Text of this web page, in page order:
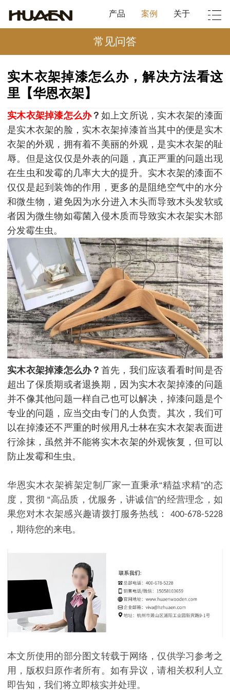
产品 案例 关于
常见问答
实木衣架掉漆怎么办，解决方法看这
里【华恩衣架】
实木衣架掉漆怎么办？ 如上文所说，实木衣架的漆面
是实木衣架的脸，实木衣架掉漆首当其中的便是实木
衣架的外观，拥有着不美丽的外观，是实木衣架的耻
辱。但是这仅仅是外表的问题，真正严重的问题出现
在生虫和发霉的几率大大的提升。实木衣架的漆面不
仅仅是起到装饰的作用，更多的是阻绝空气中的水分
和微生物，避免因为水分进入木头而导致木头发软或
者因为微生物如霉菌入侵木质而导致实木衣架实木部
分发霉生虫。
实木衣架掉漆怎么办？ 首先，我们应该看看时间是否
超出了保质期或者退换期，因为实木衣架掉漆的问题
并不像其他问题一样自己也可以解决，掉漆问题是个
专业的问题，应当交由专门的人负责。其次，我们可
以在掉漆还不严重的时候用凡士林在实木衣架表面进
行涂抹，虽然并不能将实木衣架的外观恢复，但可以
防止发霉和生虫。
华恩实木衣架裤架定制厂家一直秉承“精益求精”的态
度，贯彻 “高品质，优服务，讲诚信”的经营理念，如
果您对木衣架感兴趣请拨打服务热线： 400-678-5228
，期待您的来电。
本文所使用的部分图文转载于网络，仅供学习参考之
用，版权归原作者所有。如有异议，请相关权利人立
即告知，我们将立即核实并处理。